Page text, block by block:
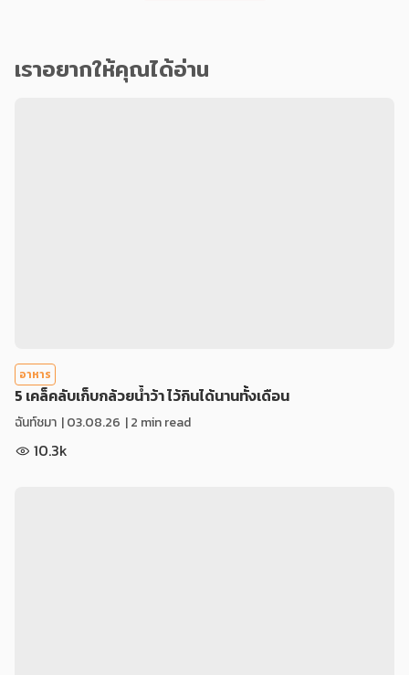
เราอยากให้คุณได้อ่าน
อาหาร
5 เคล็คลับเก็บกล้วยน้ำว้า ไว้กินได้นานทั้งเดือน
ฉันท์ชมา |03.08.26 | 2 min read
10.3k